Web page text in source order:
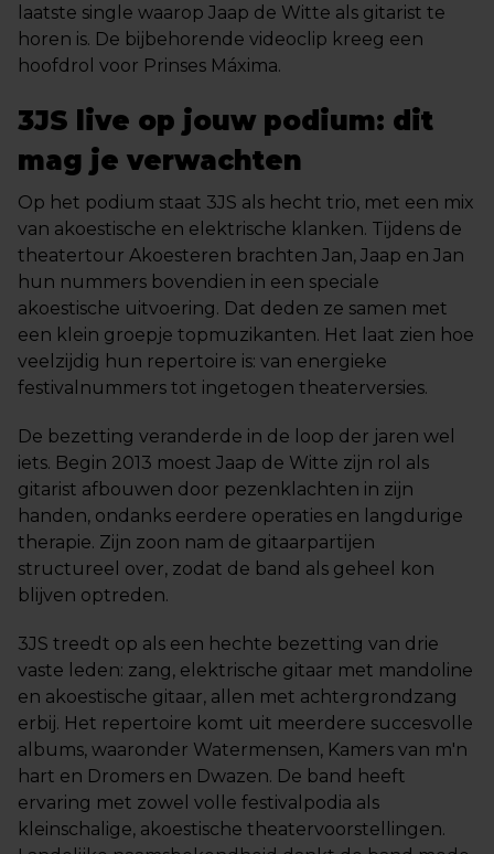
laatste single waarop Jaap de Witte als gitarist te
horen is. De bijbehorende videoclip kreeg een
hoofdrol voor Prinses Máxima.
3JS live op jouw podium: dit
mag je verwachten
Op het podium staat 3JS als hecht trio, met een mix
van akoestische en elektrische klanken. Tijdens de
theatertour Akoesteren brachten Jan, Jaap en Jan
hun nummers bovendien in een speciale
akoestische uitvoering. Dat deden ze samen met
een klein groepje topmuzikanten. Het laat zien hoe
veelzijdig hun repertoire is: van energieke
festivalnummers tot ingetogen theaterversies.
De bezetting veranderde in de loop der jaren wel
iets. Begin 2013 moest Jaap de Witte zijn rol als
gitarist afbouwen door pezenklachten in zijn
handen, ondanks eerdere operaties en langdurige
therapie. Zijn zoon nam de gitaarpartijen
structureel over, zodat de band als geheel kon
blijven optreden.
3JS treedt op als een hechte bezetting van drie
vaste leden: zang, elektrische gitaar met mandoline
en akoestische gitaar, allen met achtergrondzang
erbij. Het repertoire komt uit meerdere succesvolle
albums, waaronder Watermensen, Kamers van m'n
hart en Dromers en Dwazen. De band heeft
ervaring met zowel volle festivalpodia als
kleinschalige, akoestische theatervoorstellingen.